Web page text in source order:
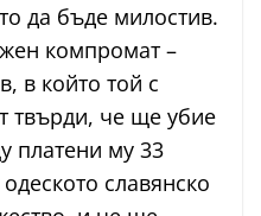
да бъде милостив.
компромат –
в който той с
твърди, че ще убие
платени му 33
славянско